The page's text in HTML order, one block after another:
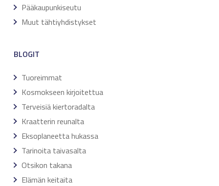
Pääkaupunkiseutu
Muut tähtiyhdistykset
BLOGIT
Tuoreimmat
Kosmokseen kirjoitettua
Terveisiä kiertoradalta
Kraatterin reunalta
Eksoplaneetta hukassa
Tarinoita taivasalta
Otsikon takana
Elämän keitaita